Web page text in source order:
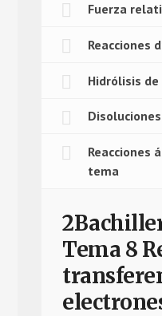
Fuerza
Reacciones
Hidrólisis de
Reacciones
tema
Tema 8